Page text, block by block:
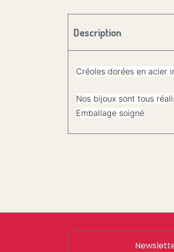
Description
Créoles dorées en acier
Nos bijoux sont tous
Emballage soigné